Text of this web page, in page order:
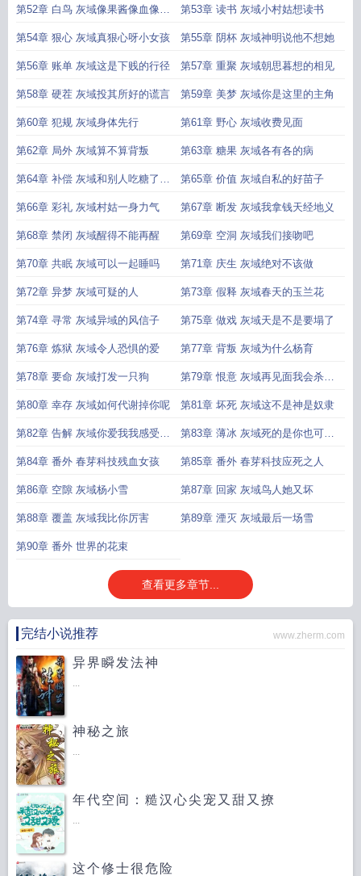
第52章 白鸟 灰域像果酱像血像死
鸟
第53章 读书 灰域小村姑想读书
第54章 狠心 灰域真狠心呀小女孩 第55章 阴杯 灰域神明说他不想她
第56章 账单 灰域这是下贱的行径 第57章 重聚 灰域朝思暮想的相见
第58章 硬茬 灰域投其所好的谎言 第59章 美梦 灰域你是这里的主角
第60章 犯规 灰域身体先行 第61章 野心 灰域收费见面
第62章 局外 灰域算不算背叛 第63章 糖果 灰域各有各的病
第64章 补偿 灰域和别人吃糖了是
不是
第65章 价值 灰域自私的好苗子
第66章 彩礼 灰域村姑一身力气 第67章 断发 灰域我拿钱天经地义
第68章 禁闭 灰域醒得不能再醒 第69章 空洞 灰域我们接吻吧
第70章 共眠 灰域可以一起睡吗 第71章 庆生 灰域绝对不该做
第72章 异梦 灰域可疑的人 第73章 假释 灰域春天的玉兰花
第74章 寻常 灰域异域的风信子 第75章 做戏 灰域天是不是要塌了
第76章 炼狱 灰域令人恐惧的爱 第77章 背叛 灰域为什么杨育
第78章 要命 灰域打发一只狗 第79章 恨意 灰域再见面我会杀了
你
第80章 幸存 灰域如何代谢掉你呢 第81章 坏死 灰域这不是神是奴隶
第82章 告解 灰域你爱我我感受到
了
第83章 薄冰 灰域死的是你也可能
是我
第84章 番外 春芽科技残血女孩 第85章 番外 春芽科技应死之人
第86章 空隙 灰域杨小雪 第87章 回家 灰域鸟人她又坏
第88章 覆盖 灰域我比你厉害 第89章 湮灭 灰域最后一场雪
第90章 番外 世界的花束
查看更多章节...
完结小说推荐 www.zherm.com
异界瞬发法神
...
神秘之旅
...
年代空间：糙汉心尖宠又甜又撩
...
这个修士很危险